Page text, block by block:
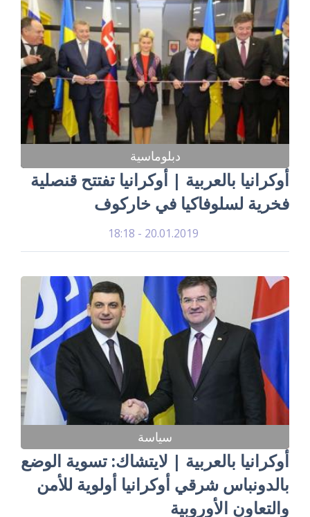
دبلوماسية
أوكرانيا بالعربية | أوكرانيا تفتتح قنصلية
فخرية لسلوفاكيا في خاركوف
20.01.2019 - 18:18
سياسة
أوكرانيا بالعربية | لايتشاك: تسوية الوضع
بالدونباس شرقي أوكرانيا أولوية للأمن
والتعاون الأوروبية